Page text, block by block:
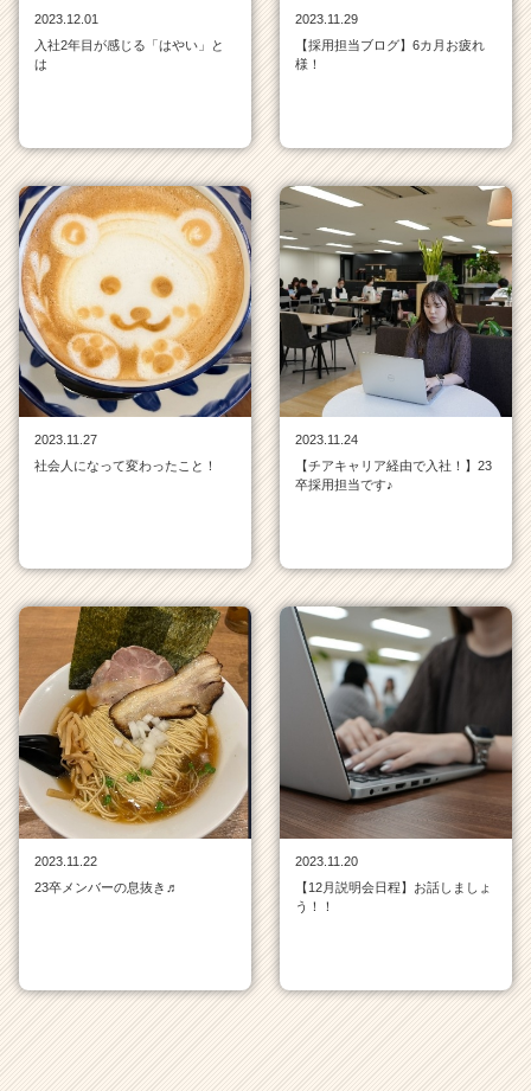
2023.12.01
入社2年目が感じる「はやい」と
は
2023.11.29
【採用担当ブログ】6カ月お疲れ
様！
2023.11.27
社会人になって変わったこと！
2023.11.24
【チアキャリア経由で入社！】23
卒採用担当です♪
2023.11.22
23卒メンバーの息抜き♬
2023.11.20
【12月説明会日程】お話しましょ
う！！